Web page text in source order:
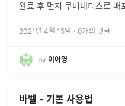
완료 후 먼저 쿠버네티스로 배
2021년 4월 15일 · 0개의 댓글
by 이아영
바벨 - 기본 사용법